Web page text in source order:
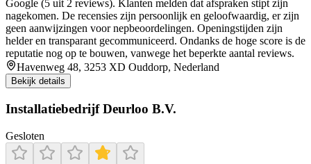
Google (5 uit 2 reviews). Klanten melden dat afspraken stipt zijn
nagekomen. De recensies zijn persoonlijk en geloofwaardig, er zijn
geen aanwijzingen voor nepbeoordelingen. Openingstijden zijn
helder en transparant gecommuniceerd. Ondanks de hoge score is de
reputatie nog op te bouwen, vanwege het beperkte aantal reviews.
Havenweg 48, 3253 XD Ouddorp, Nederland
Bekijk details
Installatiebedrijf Deurloo B.V.
Gesloten